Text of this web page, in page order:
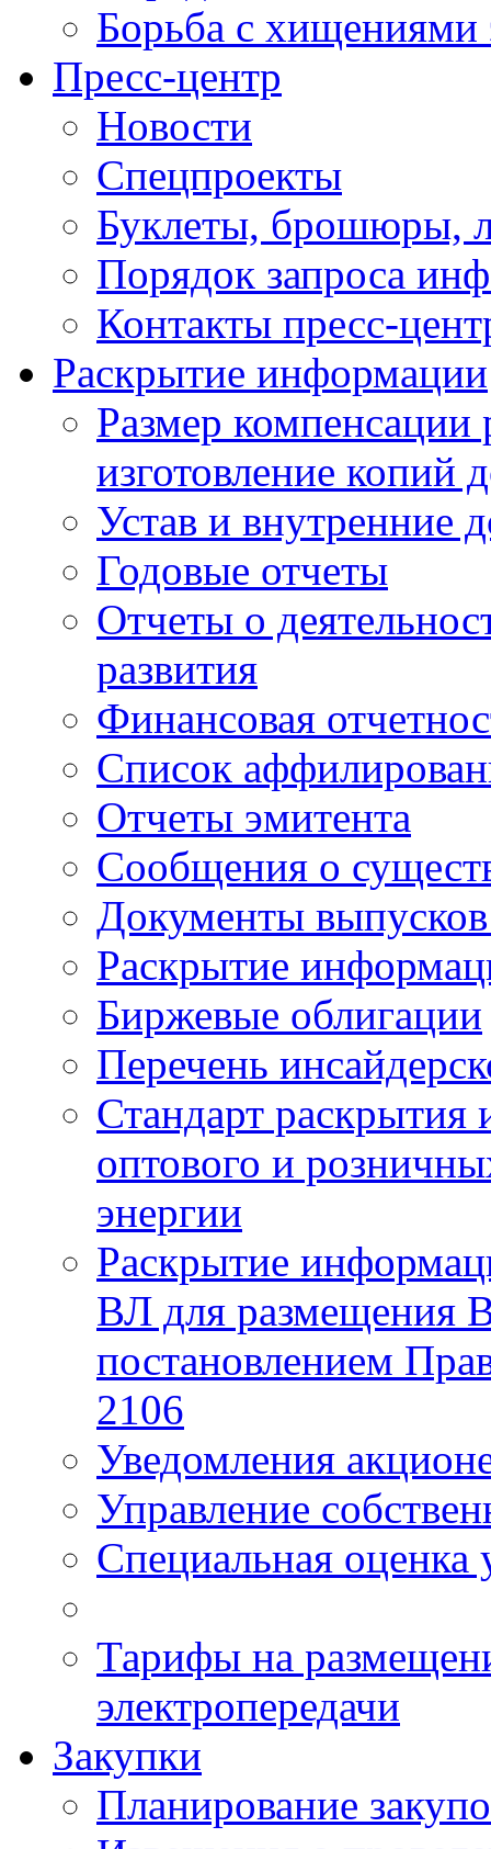
Борьба с хищениями
Пресс-центр
Новости
Спецпроекты
Буклеты, брошюры,
Порядок запроса
Контакты пресс-
Раскрытие информации
Размер компенсации
изготовление копий
Устав и внутренние
Годовые отчеты
Отчеты о
развития
Финансовая
Список
Отчеты эмитента
Сообщения о
Документы
Раскрытие
Биржевые облигации
Перечень
Стандарт
оптового и
энергии
Раскрытие
ВЛ для размещения
постановлением
2106
Уведомления
Управление
Специальная оценка
Тарифы на
электропередачи
Закупки
Планирование